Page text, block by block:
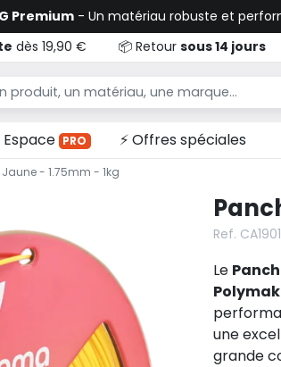
Premium - Un matériau robuste et
dès 19,90 € 📦 Retour sous 14 jours
Espace PRO ⚡ Offres spéciales
- 1.75mm - 1kg
Ref.
Le
une
grande